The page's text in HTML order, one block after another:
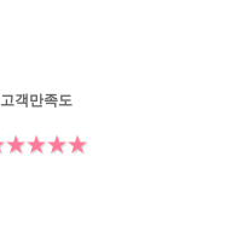
고객만족도